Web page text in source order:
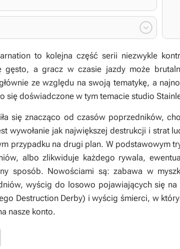

to kolejna część serii niezwykle
gęsto, a gracz w czasie jazdy może
głównie ze względu na swoją tematykę, a
się doświadczone w tym temacie studio
się znacząco od czasów poprzedników,
wywołanie jak największej destrukcji i strat
przypadku na drugi plan. W podstawowym
albo zlikwiduje każdego rywala,
sposób. Nowościami są: zabawa w
wyścig do losowo pojawiających się
Destruction Derby) i wyścig śmierci, w
nasze konto.